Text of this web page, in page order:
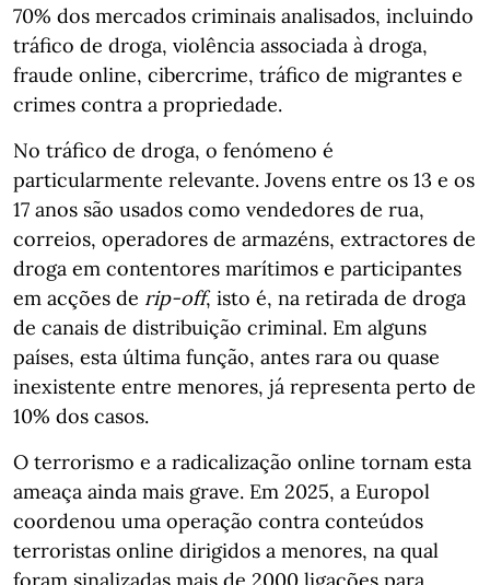
70% dos mercados criminais analisados, incluindo
tráfico de droga, violência associada à droga,
fraude online, cibercrime, tráfico de migrantes e
crimes contra a propriedade.
No tráfico de droga, o fenómeno é
particularmente relevante. Jovens entre os 13 e os
17 anos são usados como vendedores de rua,
correios, operadores de armazéns, extractores de
droga em contentores marítimos e participantes
em acções de rip-off, isto é, na retirada de droga
de canais de distribuição criminal. Em alguns
países, esta última função, antes rara ou quase
inexistente entre menores, já representa perto de
10% dos casos.
O terrorismo e a radicalização online tornam esta
ameaça ainda mais grave. Em 2025, a Europol
coordenou uma operação contra conteúdos
terroristas online dirigidos a menores, na qual